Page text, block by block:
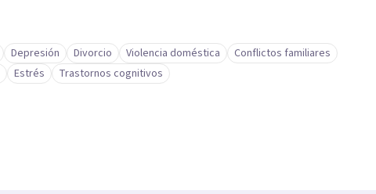
Depresión Divorcio Violencia doméstica
Conflictos familiares
Estrés Trastornos cognitivos